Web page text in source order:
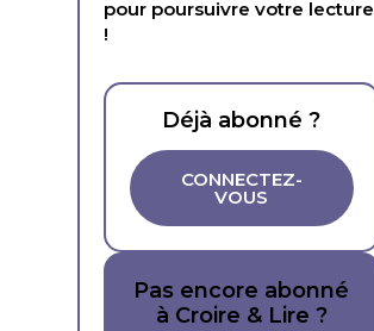
pour poursuivre votre lecture
!
Déjà abonné ?
CONNECTEZ-
VOUS
Pas encore abonné
à Croire & Lire ?